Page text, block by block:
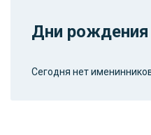
Дни рождения
Сегодня нет